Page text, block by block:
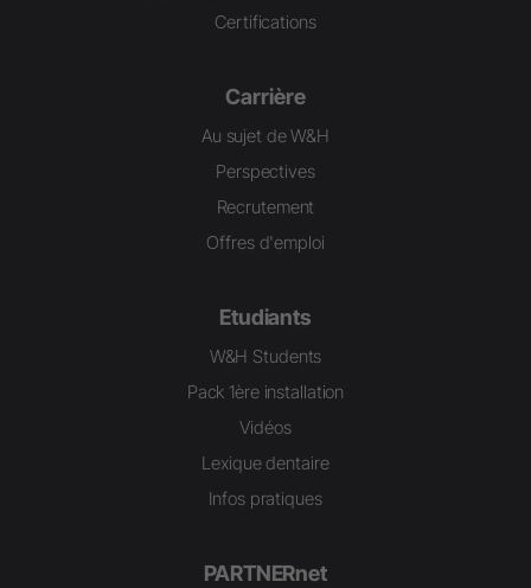
Certifications
Carrière
Au sujet de W&H
Perspectives
Recrutement
Offres d'emploi
Etudiants
W&H Students
Pack 1ère installation
Vidéos
Lexique dentaire
Infos pratiques
PARTNERnet